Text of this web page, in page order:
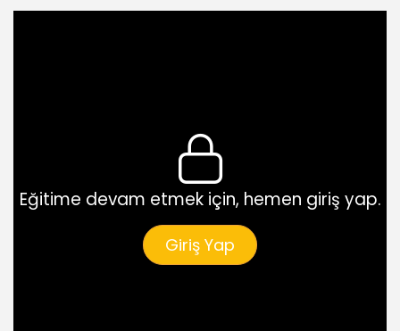
Eğitime devam etmek için, hemen giriş yap.
Giriş Yap